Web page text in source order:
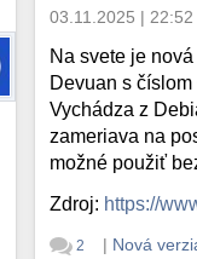
03.11.2025 | 22:52
Na svete je
Devuan s
Vychádza z
zameriava na
možné použiť
Zdroj: https://
2 | Nová